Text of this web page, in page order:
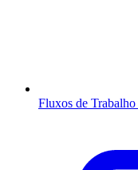
Fluxos de Trabalho